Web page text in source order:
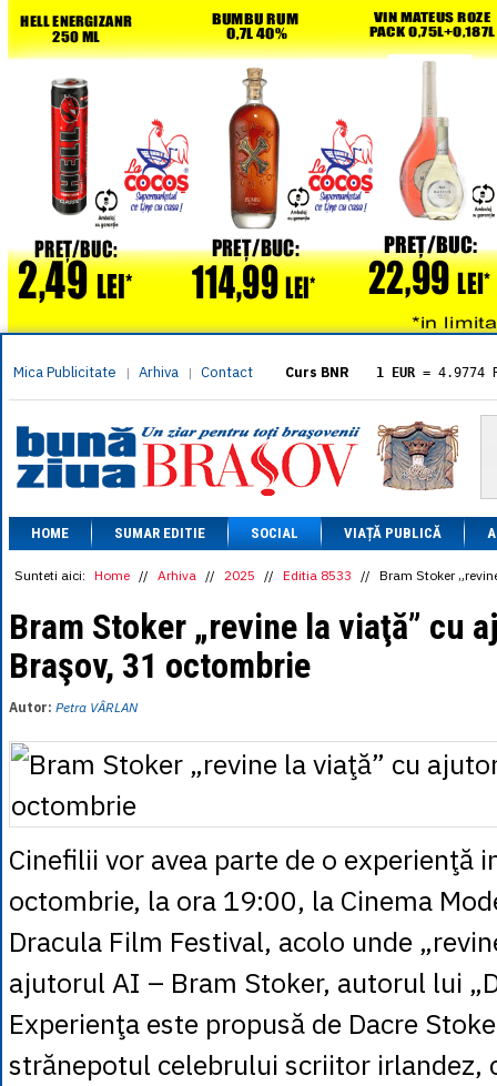
Mica Publicitate | Arhiva | Contact Curs BNR 1 EUR = 4.9774
= 5.8304
1 XAU= 464.4611
1 AED= 1.1933
1 AUD= 2.7957
1 BGN= 2.5449
1 CAD= 3.1559
1 CHF= 5.2813
1 CNY = 0.6015
1 DKK= 0.6668
1 EGP
= 0.0860
1 HUF
1 MXN
= 0.2227
1 NOK= 0.4191
1 RSD= 0.0425
1 RUB= 0.0530
1 SEK = 0.4526
= 0.1141
1 UAH= 0.1048
1 XDR
= 5.9383
1 ZAR = 0.2318
HOME SUMAR EDITIE SOCIAL VIAȚĂ PUBLICĂ
Sunteti aici: Home // Arhiva // 2025 // Editia 8533 // Bram Stoker
Bram Stoker „revine la viaţă” cu
Braşov, 31 octombrie
Autor: Petra VÂRLAN
Cinefilii vor avea parte de o experienţă
octombrie, la ora 19:00, la Cinema
Dracula Film Festival, acolo unde
ajutorul AI – Bram Stoker, autorul lui
Experienţa este propusă de Dacre
strănepotul celebrului scriitor irlandez,